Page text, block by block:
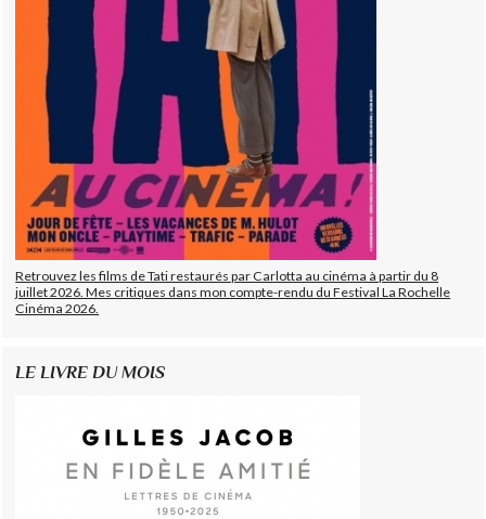
Retrouvez les films de Tati restaurés par Carlotta au cinéma à partir du 8
juillet 2026. Mes critiques dans mon compte-rendu du Festival La Rochelle
Cinéma 2026.
LE LIVRE DU MOIS